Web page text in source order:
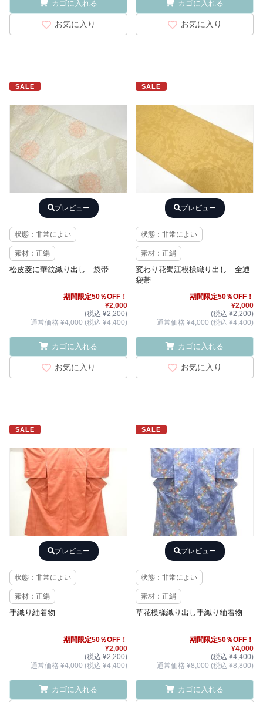
カゴに入れる
お気に入り
カゴに入れる
お気に入り
SALE
プレビュー
状態：非常によい
素材：正絹
松皮菱に華紋織り出し 袋帯
期間限定50％OFF！
¥2,000
(税込 ¥2,200)
通常価格 ¥4,000 (税込 ¥4,400)
カゴに入れる
お気に入り
SALE
プレビュー
状態：非常によい
素材：正絹
変わり花蜀江模様織り出し 全通
袋帯
期間限定50％OFF！
¥2,000
(税込 ¥2,200)
通常価格 ¥4,000 (税込 ¥4,400)
カゴに入れる
お気に入り
SALE
プレビュー
状態：非常によい
素材：正絹
手織り紬着物
期間限定50％OFF！
¥2,000
(税込 ¥2,200)
通常価格 ¥4,000 (税込 ¥4,400)
カゴに入れる
SALE
プレビュー
状態：非常によい
素材：正絹
草花模様織り出し手織り紬着物
期間限定50％OFF！
¥4,000
(税込 ¥4,400)
通常価格 ¥8,000 (税込 ¥8,800)
カゴに入れる